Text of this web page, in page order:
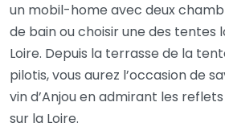
un mobil-home avec deux
de bain ou choisir une des tentes
Loire. Depuis la terrasse de la
pilotis, vous aurez l’occasion de
vin d’Anjou en admirant les
sur la Loire.